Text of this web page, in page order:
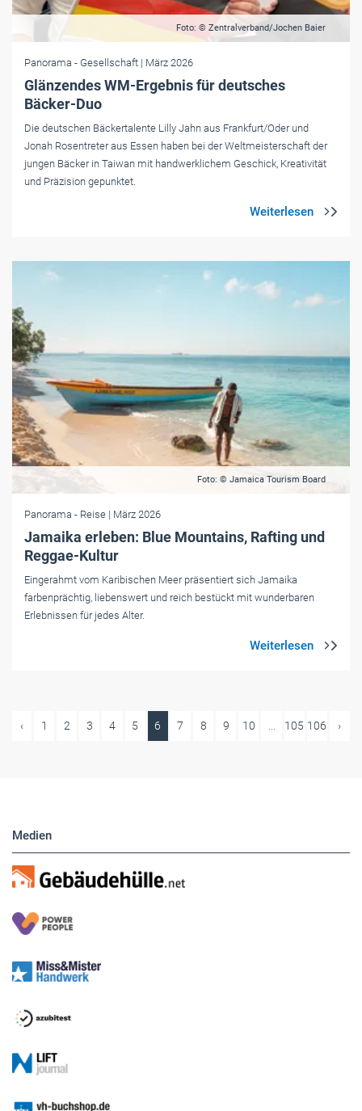
Foto: © Zentralverband/Jochen Baier
Panorama - Gesellschaft | März 2026
Glänzendes WM-Ergebnis für deutsches
Bäcker-Duo
Die deutschen Bäckertalente Lilly Jahn aus Frankfurt/Oder und
Jonah Rosentreter aus Essen haben bei der Weltmeisterschaft der
jungen Bäcker in Taiwan mit handwerklichem Geschick, Kreativität
und Präzision gepunktet.
Foto: © Jamaica Tourism Board
Panorama - Reise | März 2026
Jamaika erleben: Blue Mountains, Rafting und
Reggae-Kultur
Eingerahmt vom Karibischen Meer präsentiert sich Jamaika
farbenprächtig, liebenswert und reich ­bestückt mit wunderbaren
Erlebnissen für jedes Alter.
‹ 1 2 3 4 5 6 7 8 9 10 ... 105 106 ›
Medien